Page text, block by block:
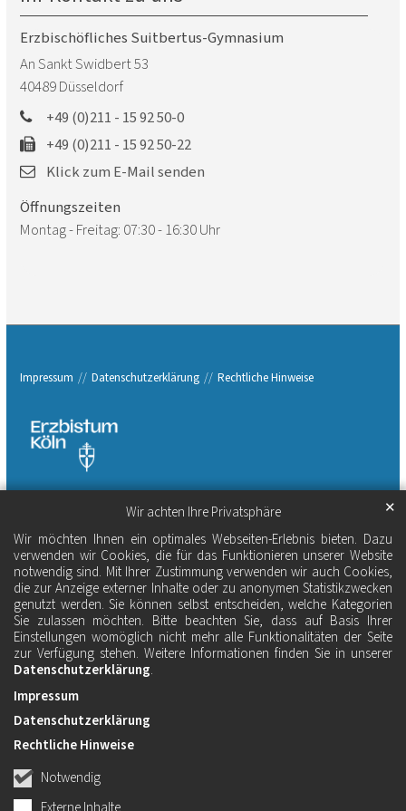
Wir achten Ihre Privatsphäre
Wir möchten Ihnen ein optimales Webseiten-Erlebnis bieten. Dazu
verwenden wir Cookies, die für das Funktionieren unserer Website
notwendig sind. Mit Ihrer Zustimmung verwenden wir auch Cookies,
die zur Anzeige externer Inhalte oder zu anonymen Statistikzwecken
genutzt werden. Sie können selbst entscheiden, welche Kategorien
Sie zulassen möchten. Bitte beachten Sie, dass auf Basis Ihrer
Einstellungen womöglich nicht mehr alle Funktionalitäten der Seite
zur Verfügung stehen. Weitere Informationen finden Sie in unserer
Datenschutzerklärung.
Notwendig
✕
Impressum
Datenschutzerklärung
Rechtliche Hinweise
Erzbischöfliches Suitbertus-Gymnasium
An Sankt Swidbert 53
40489Düsseldorf
+49 (0)211 - 15 92 50-0
+49 (0)211 - 15 92 50-22
Klick zum E-Mail senden
Öffnungszeiten
Montag - Freitag: 07:30 - 16:30 Uhr
Impressum Datenschutzerklärung Rechtliche Hinweise